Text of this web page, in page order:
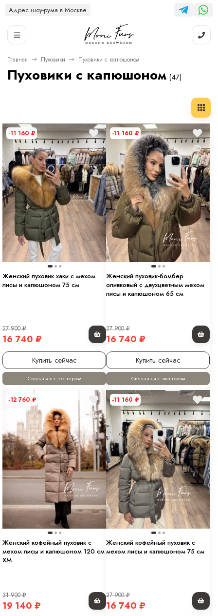
Адрес шоу-рума в Москве
Главная Пуховики Пуховики с капюшоном
Пуховики с капюшоном (47)
-11 160 ₽
Женский пуховик хаки с мехом
лисы и капюшоном 75 см
27 900₽
16 740 ₽
Купить сейчас
Связаться с экспертом
-11 160 ₽
Женский пуховик-бомбер
оливковый с двухцветным мехом
лисы и капюшоном 65 см
27 900₽
16 740 ₽
Купить сейчас
Связаться с экспертом
-12 760 ₽
Женский кофейный пуховик с
мехом лисы и капюшоном 120 см
XM
31 900₽
19 140 ₽
-11 160 ₽
Женский кофейный пуховик с
мехом лисы и капюшоном 75 см
27 900₽
16 740 ₽